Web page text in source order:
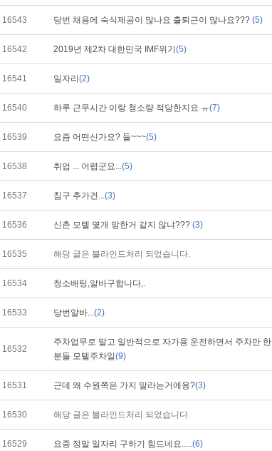
16543 당번 채용에 숙식제공이 많나요 출퇴근이 많나요??? (5)
16542 2019년 제2차 대한민국 IMF위기 (5)
16541 일자리 (2)
16540 하루 근무시간 이랑 청소량 적당한지요 ㅠ(7)
16539 요즘 어떤신가요? 들~~~(5)
16538 취업 ... 어렵군요...(5)
16537 침구 추가건...(3)
16536 신촌 모텔 몇개 망한거 같지 않냐??? (3)
16535 해당 글은 블라인드처리 되었습니다.
16534 청소배팅,알바구합니다,.
16533 당번알바...(2)
16532
주차업무로 말고 일반적으로 자가용 운전하면서 주차만 한
분들 모텔주차일(9)
16531 근데 왜 수원쪽은 가지 말라는거에용?(3)
16530 해당 글은 블라인드처리 되었습니다.
16529 요증 정말 일자리 구하기 힘드네요.....(6)